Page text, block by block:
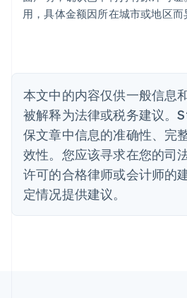
用，具体金额因所在城市或地区而
本文中的内容仅供一般信息
被解释为法律或税务建议。
保文章中信息的准确性、完
效性。您应该寻求在您的司
许可的合格律师或会计师的
定情况提供建议。
English
比利时
丹麦
English
德国
DeutschEnglish
法国
芬兰
English Svenska
荷兰